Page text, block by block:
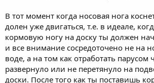
В тот момент когда носовая нога
долен уже двигаться, т.е. в идеале,
кормовую ногу на доску ты должен
и все внимание сосредоточено не на
воде, а на том как отработать парусом
развернуло или не перетянуло на
доски. После того как ты поставишь